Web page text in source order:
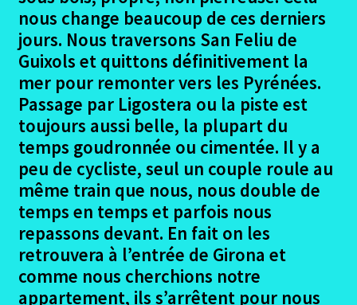
menu
Dans le Gard
Ouvrir
En Haute Savoie
Randonnées pédestres
enfant
Me contacter
nous change beaucoup de ces derniers
jours. Nous traversons San Feliu de
Guixols et quittons définitivement la
mer pour remonter vers les Pyrénées.
Passage par Ligostera ou la piste est
toujours aussi belle, la plupart du
temps goudronnée ou cimentée. Il y a
peu de cycliste, seul un couple roule au
même train que nous, nous double de
temps en temps et parfois nous
repassons devant. En fait on les
retrouvera à l’entrée de Girona et
comme nous cherchions notre
appartement, ils s’arrêtent pour nous